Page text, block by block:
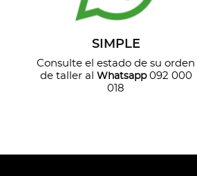
SIMPLE
Consulte el estado de su orden
de taller al Whatsapp092 000
018